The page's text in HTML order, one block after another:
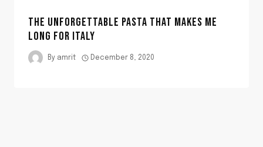
THE UNFORGETTABLE PASTA THAT MAKES ME
LONG FOR ITALY
By amrit December 8, 2020